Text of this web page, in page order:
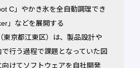
C」やかき氷を全自動調理でき
」などを展開する
東京都江東区）は、製品設計や
行う過程で課題となっていた図
けてソフトウェアを自社開発